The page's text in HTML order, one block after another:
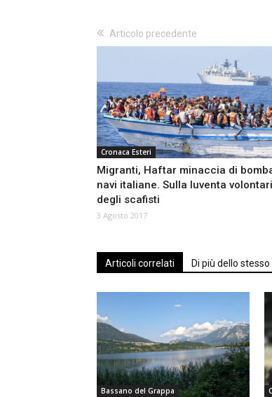
Articolo precedente
Cronaca Esteri
Migranti, Haftar minaccia di
navi italiane. Sulla Iuventa
degli scafisti
3 Agosto 2017
Articoli correlati Di più dello
Bassano del Grappa